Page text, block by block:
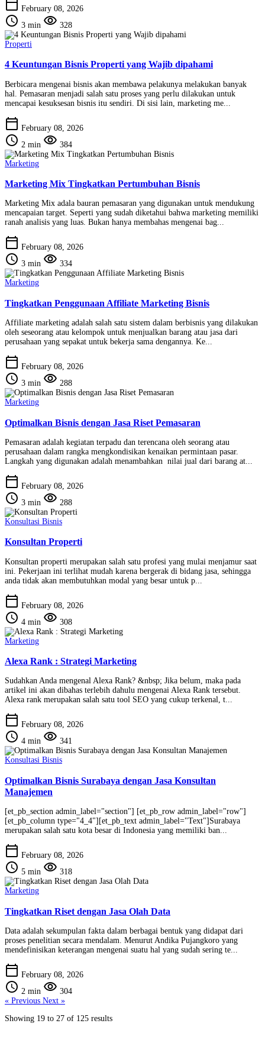
calendar_today February 08, 2026
schedule 3 min visibility 328
Properti
4 Keuntungan Bisnis Properti yang Wajib dipahami
Berbicara mengenai bisnis akan membawa pelakunya melakukan banyak
hal. Pemasaran menjadi salah satu proses yang perlu dilakukan untuk
mencapai kesuksesan bisnis itu sendiri. Di sisi lain, marketing me...
calendar_today February 08, 2026
schedule 2 min visibility 384
Marketing
Marketing Mix Tingkatkan Pertumbuhan Bisnis
Marketing Mix adala bauran pemasaran yang digunakan untuk mendukung
mencapaian target. Seperti yang sudah diketahui bahwa marketing memiliki
ranah analisis yang luas. Bukan hanya membahas mengenai bag...
calendar_today February 08, 2026
schedule 3 min visibility 334
Marketing
Tingkatkan Penggunaan Affiliate Marketing Bisnis
Affiliate marketing adalah salah satu sistem dalam berbisnis yang dilakukan
oleh seseorang atau kelompok untuk menjualkan barang atau jasa dari
perusahaan yang sepakat untuk bekerja sama dengannya. Ke...
calendar_today February 08, 2026
schedule 3 min visibility 288
Marketing
Optimalkan Bisnis dengan Jasa Riset Pemasaran
Pemasaran adalah kegiatan terpadu dan terencana oleh seorang atau
perusahaan dalam rangka mengkondisikan kenaikan permintaan pasar.
Langkah yang digunakan adalah menambahkan nilai jual dari barang at...
calendar_today February 08, 2026
schedule 3 min visibility 288
Konsultasi Bisnis
Konsultan Properti
Konsultan properti merupakan salah satu profesi yang mulai menjamur saat
ini. Pekerjaan ini terlihat mudah karena bergerak di bidang jasa, sehingga
anda tidak akan membutuhkan modal yang besar untuk p...
calendar_today February 08, 2026
schedule 4 min visibility 308
Marketing
Alexa Rank : Strategi Marketing
Sudahkan Anda mengenal Alexa Rank? &nbsp; Jika belum, maka pada
artikel ini akan dibahas terlebih dahulu mengenai Alexa Rank tersebut.
Alexa rank merupakan salah satu tool SEO yang cukup terkenal, t...
calendar_today February 08, 2026
schedule 4 min visibility 341
Konsultasi Bisnis
Optimalkan Bisnis Surabaya dengan Jasa Konsultan
Manajemen
[et_pb_section admin_label="section"] [et_pb_row admin_label="row"]
[et_pb_column type="4_4"][et_pb_text admin_label="Text"]Surabaya
merupakan salah satu kota besar di Indonesia yang memiliki ban...
calendar_today February 08, 2026
schedule 5 min visibility 318
Marketing
Tingkatkan Riset dengan Jasa Olah Data
Data adalah sekumpulan fakta dalam berbagai bentuk yang didapat dari
proses penelitian secara mendalam. Menurut Andika Pujangkoro yang
mendefinisikan keterangan mengenai suatu hal yang sudah sering te...
calendar_today February 08, 2026
schedule 2 min visibility 304
« Previous Next »
Showing 19 to 27 of 125 results